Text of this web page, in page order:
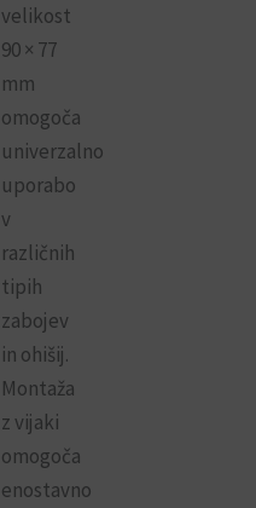
velikost
90 × 77
mm
omogoča
univerzalno
uporabo
v
različnih
tipih
zabojev
in ohišij.
Montaža
z vijaki
omogoča
enostavno